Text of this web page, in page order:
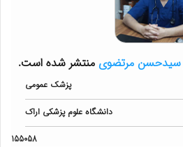
سیدحسن مرتضوی منتشر شده است.
پزشک عمومی
دانشگاه علوم پزشکی اراک
155058